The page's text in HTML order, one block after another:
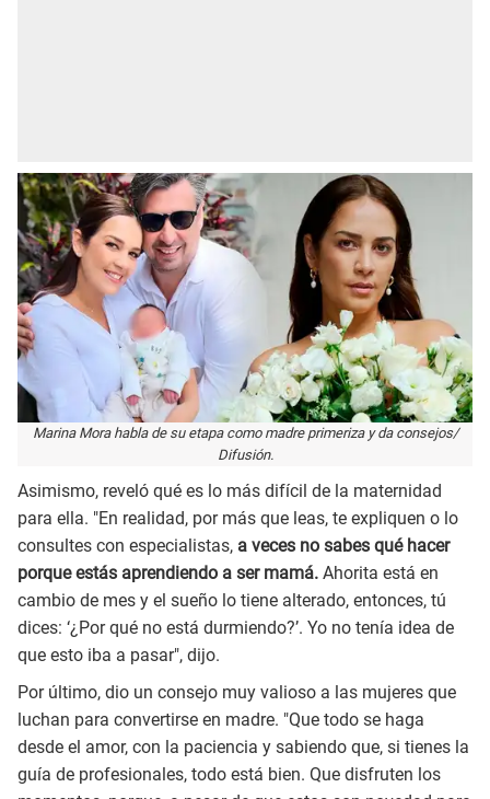
Marina Mora habla de su etapa como madre primeriza y da consejos/
Difusión.
Asimismo, reveló qué es lo más difícil de la maternidad
para ella. "En realidad, por más que leas, te expliquen o lo
consultes con especialistas, a veces no sabes qué hacer
porque estás aprendiendo a ser mamá. Ahorita está en
cambio de mes y el sueño lo tiene alterado, entonces, tú
dices: ‘¿Por qué no está durmiendo?’. Yo no tenía idea de
que esto iba a pasar", dijo.
Por último, dio un consejo muy valioso a las mujeres que
luchan para convertirse en madre. "Que todo se haga
desde el amor, con la paciencia y sabiendo que, si tienes la
guía de profesionales, todo está bien. Que disfruten los